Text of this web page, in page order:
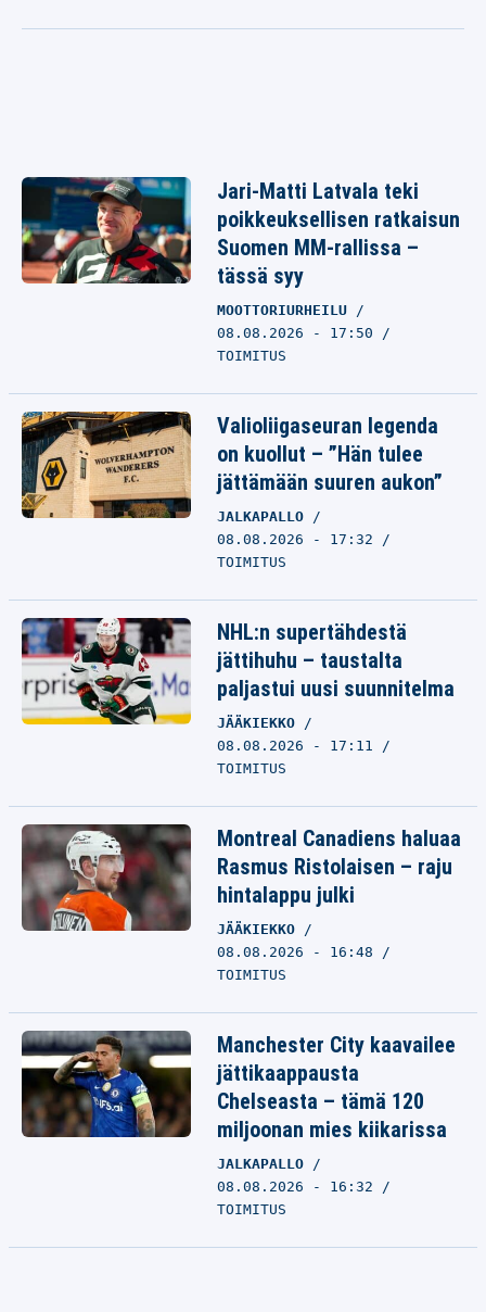
Jari-Matti Latvala teki
poikkeuksellisen ratkaisun
Suomen MM-rallissa –
tässä syy
MOOTTORIURHEILU
08.08.2026 - 17:50
TOIMITUS
Valioliigaseuran legenda
on kuollut – ”Hän tulee
jättämään suuren aukon”
JALKAPALLO
08.08.2026 - 17:32
TOIMITUS
NHL:n supertähdestä
jättihuhu – taustalta
paljastui uusi suunnitelma
JÄÄKIEKKO
08.08.2026 - 17:11
TOIMITUS
Montreal Canadiens haluaa
Rasmus Ristolaisen – raju
hintalappu julki
JÄÄKIEKKO
08.08.2026 - 16:48
TOIMITUS
Manchester City kaavailee
jättikaappausta
Chelseasta – tämä 120
miljoonan mies kiikarissa
JALKAPALLO
08.08.2026 - 16:32
TOIMITUS